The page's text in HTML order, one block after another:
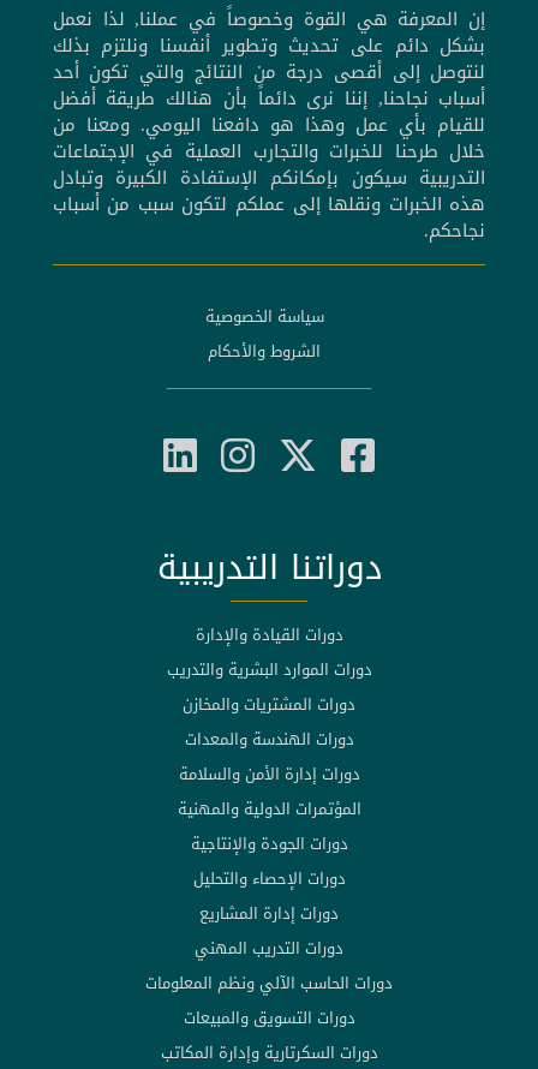
إن المعرفة هي القوة وخصوصاً في عملنا, لذا نعمل
بشكل دائم على تحديث وتطوير أنفسنا ونلتزم بذلك
لنتوصل إلى أقصى درجة من النتائج والتي تكون أحد
أسباب نجاحنا, إننا نرى دائماً بأن هنالك طريقة أفضل
للقيام بأي عمل وهذا هو دافعنا اليومي. ومعنا من
خلال طرحنا للخبرات والتجارب العملية في الإجتماعات
التدريبية سيكون بإمكانكم الإستفادة الكبيرة وتبادل
هذه الخبرات ونقلها إلى عملكم لتكون سبب من أسباب
نجاحكم.
سياسة الخصوصية
الشروط والأحكام
دوراتنا التدريبية
دورات القيادة والإدارة
دورات الموارد البشرية والتدريب
دورات المشتريات والمخازن
دورات الهندسة والمعدات
دورات إدارة الأمن والسلامة
المؤتمرات الدولية والمهنية
دورات الجودة والإنتاجية
دورات الإحصاء والتحليل
دورات إدارة المشاريع
دورات التدريب المهني
دورات الحاسب الآلي ونظم المعلومات
دورات التسويق والمبيعات
دورات السكرتارية وإدارة المكاتب